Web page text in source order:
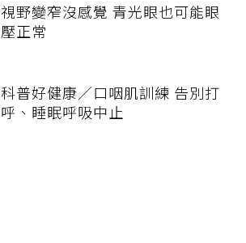
視野變窄沒感覺 青光眼也可能眼
壓正常
科普好健康／口咽肌訓練 告別打
呼、睡眠呼吸中止